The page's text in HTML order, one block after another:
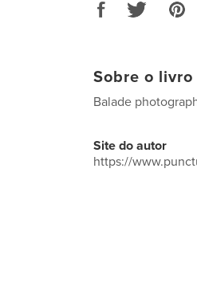
Sobre o livro
Balade
Site do autor
https://